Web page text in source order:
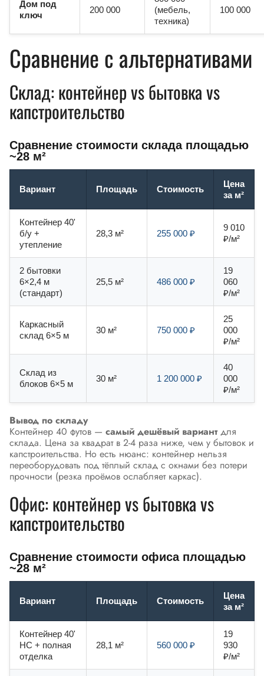
Дом под
ключ
200 000
(мебель,
техника)
100 000
Сравнение с альтернативами
Склад: контейнер vs бытовка vs
капстроительство
Сравнение стоимости склада площадью
~28 м²
Вариант Площадь Стоимость
Цена
за м²
Контейнер 40'
б/у +
утепление
28,3 м² 255 000 ₽
9 010
₽/м²
2 бытовки
6×2,4 м
(стандарт)
25,5 м² 486 000 ₽
19
060
₽/м²
Каркасный
склад 6×5 м
30 м² 750 000 ₽
25
000
₽/м²
Склад из
блоков 6×5 м
30 м² 1 200 000 ₽
40
000
₽/м²
Вывод по складу
Контейнер 40 футов — самый дешёвый вариантдля
склада. Цена за квадрат в 2-4 раза ниже, чем у бытовок и
капстроительства. Но есть нюанс: контейнер нельзя
переоборудовать под тёплый склад с окнами без потери
прочности (резка проёмов ослабляет каркас).
Офис: контейнер vs бытовка vs
капстроительство
Сравнение стоимости офиса площадью
~28 м²
Вариант Площадь Стоимость
Цена
за м²
Контейнер 40'
HC + полная
отделка
28,1 м² 560 000 ₽
19
930
₽/м²